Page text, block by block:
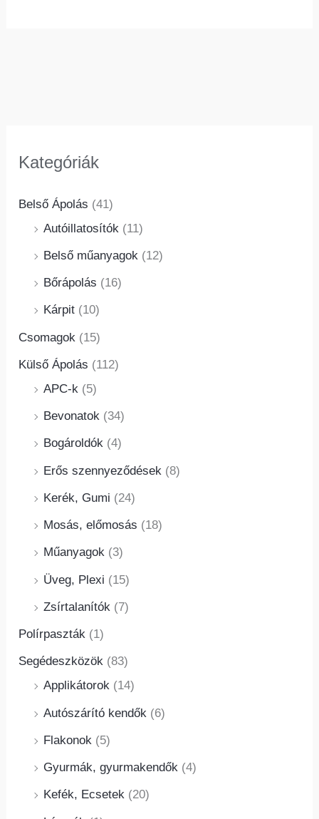
Kategóriák
Belső Ápolás (41)
Autóillatosítók (11)
Belső műanyagok (12)
Bőrápolás (16)
Kárpit (10)
Csomagok (15)
Külső Ápolás (112)
APC-k (5)
Bevonatok (34)
Bogároldók (4)
Erős szennyeződések (8)
Kerék, Gumi (24)
Mosás, előmosás (18)
Műanyagok (3)
Üveg, Plexi (15)
Zsírtalanítók (7)
Polírpaszták (1)
Segédeszközök (83)
Applikátorok (14)
Autószárító kendők (6)
Flakonok (5)
Gyurmák, gyurmakendők (4)
Kefék, Ecsetek (20)